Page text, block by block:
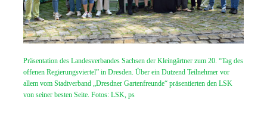
Präsentation des Landesverbandes Sachsen der Kleingärtner zum 20. “Tag des
offenen Regierungsviertel” in Dresden. Über ein Dutzend Teilnehmer vor
allem vom Stadtverband „Dresdner Gartenfreunde“ präsentierten den LSK
von seiner besten Seite. Fotos: LSK, ps